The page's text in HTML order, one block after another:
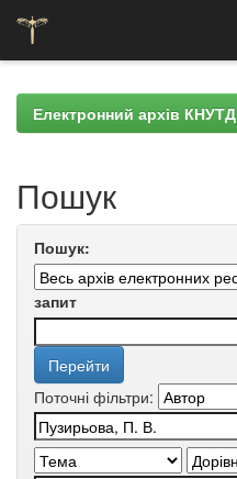
navigationЕлектронний архів КНУТД
Пошук
Пошук:
запит
Поточні фільтри: